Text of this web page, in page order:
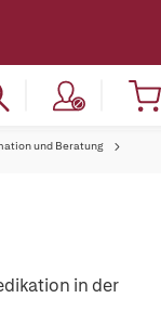
und Beratung
in der